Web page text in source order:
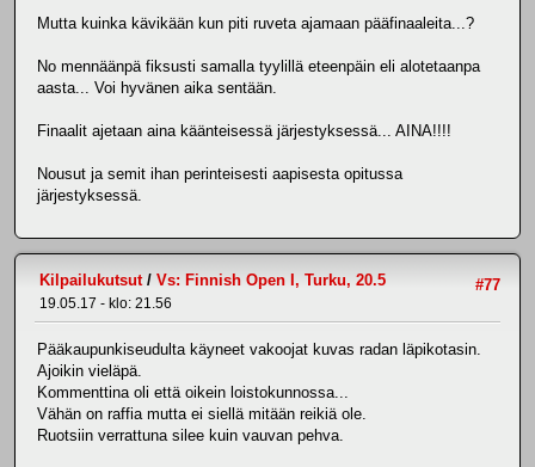
Mutta kuinka kävikään kun piti ruveta ajamaan pääfinaaleita...?
No mennäänpä fiksusti samalla tyylillä eteenpäin eli alotetaanpa
aasta... Voi hyvänen aika sentään.
Finaalit ajetaan aina käänteisessä järjestyksessä... AINA!!!!
Nousut ja semit ihan perinteisesti aapisesta opitussa
järjestyksessä.
#77
Kilpailukutsut/ Vs: Finnish Open I, Turku, 20.5
19.05.17 - klo: 21.56
Pääkaupunkiseudulta käyneet vakoojat kuvas radan läpikotasin.
Ajoikin vieläpä.
Kommenttina oli että oikein loistokunnossa...
Vähän on raffia mutta ei siellä mitään reikiä ole.
Ruotsiin verrattuna silee kuin vauvan pehva.